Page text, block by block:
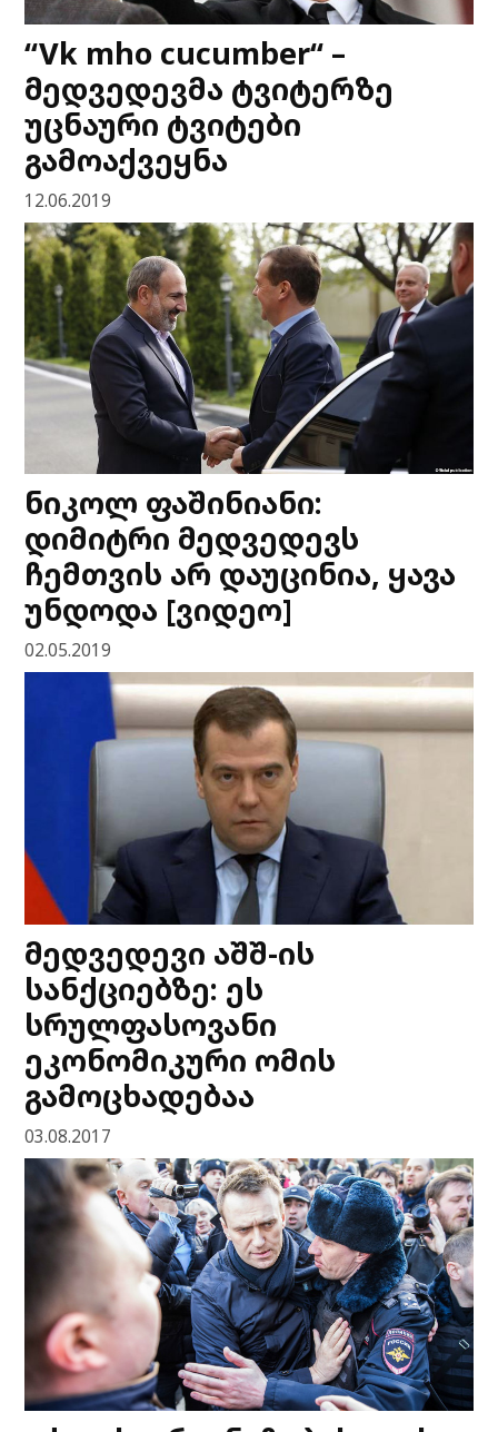
“Vk mho cucumber“ –
მედვედევმა ტვიტერზე
უცნაური ტვიტები
გამოაქვეყნა
12.06.2019
ნიკოლ ფაშინიანი:
დიმიტრი მედვედევს
ჩემთვის არ დაუცინია, ყავა
უნდოდა [ვიდეო]
02.05.2019
მედვედევი აშშ-ის
სანქციებზე: ეს
სრულფასოვანი
ეკონომიკური ომის
გამოცხადებაა
03.08.2017